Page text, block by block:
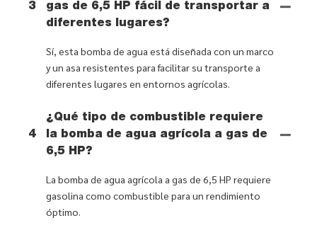
3
gas de 6,5 HP fácil de transportar a
diferentes lugares?
Sí, esta bomba de agua está diseñada con un marco
y un asa resistentes para facilitar su transporte a
diferentes lugares en entornos agrícolas.
4
¿Qué tipo de combustible requiere
la bomba de agua agrícola a gas de
6,5 HP?
La bomba de agua agrícola a gas de 6,5 HP requiere
gasolina como combustible para un rendimiento
óptimo.